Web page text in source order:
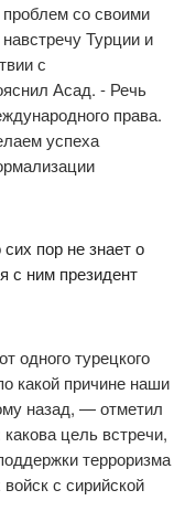
проблем со своими
Турции и
с
Асад. - Речь
права.
успеха
пор не знает о
с ним президент
одного турецкого
какой причине наши
назад, — отметил
цель встречи,
терроризма
с сирийской